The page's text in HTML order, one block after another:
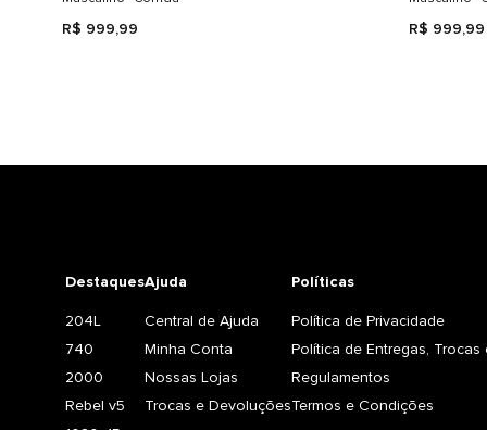
R$ 999,99 R$ 999,99
Destaques
204L
740
2000
Rebel v5
Ajuda
Central de Ajuda
Minha Conta
Nossas Lojas
Trocas e Devoluções
Políticas
Política de Privacidade
Política de Entregas,
Regulamentos
Termos e Condições